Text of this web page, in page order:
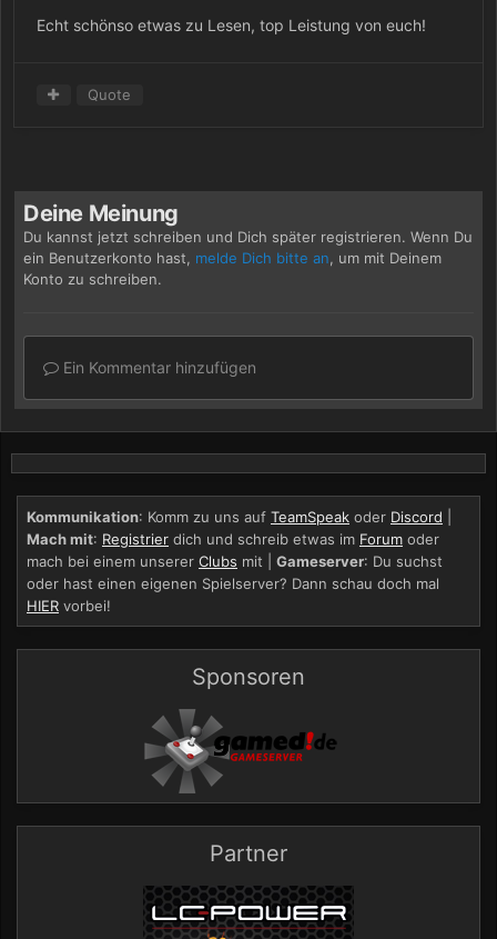
Echt schönso etwas zu Lesen, top Leistung von euch!
Quote
Deine Meinung
Du kannst jetzt schreiben und Dich später registrieren. Wenn Du
ein Benutzerkonto hast, melde Dich bitte an , um mit Deinem
Konto zu schreiben.
Ein Kommentar hinzufügen
Kommunikation: Komm zu uns auf TeamSpeak oder Discord
Mach mit: Registrier dich und schreib etwas im Forum oder
mach bei einem unserer Clubs mit | Gameserver: Du suchst
oder hast einen eigenen Spielserver? Dann schau doch mal
HIER vorbei!
Sponsoren
Partner